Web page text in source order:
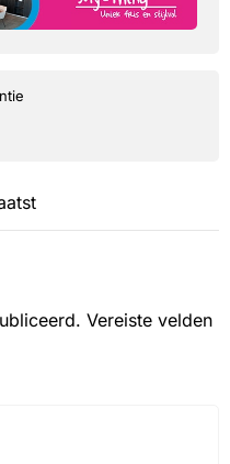
Vereiste velden